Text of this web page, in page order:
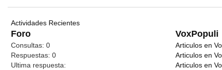
Actividades Recientes
Foro VoxPopuli
Consultas: 0
Respuestas: 0
Ultima respuesta:
Articulos en
Articulos en
Articulos en